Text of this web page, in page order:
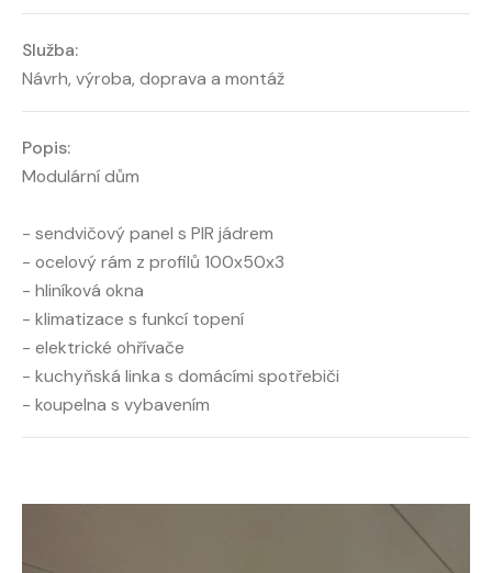
Služba:
Návrh, výroba, doprava a montáž
Popis:
Modulární dům
- sendvičový panel s PIR jádrem
- ocelový rám z profilů 100x50x3
- hliníková okna
- klimatizace s funkcí topení
- elektrické ohřívače
- kuchyňská linka s domácími spotřebiči
- koupelna s vybavením